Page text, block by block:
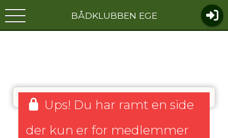
BÅDKLUBBEN EGE
Ups! Du har ramt en side
der kun er for medlemmer